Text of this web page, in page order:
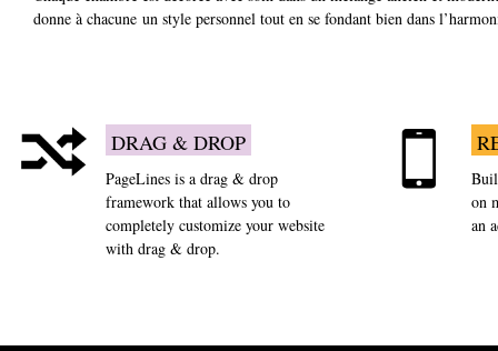
donne à chacune un style personnel tout en se fondant bien dans
DRAG & DROP
PageLines is a drag & drop
framework that allows you to
completely customize your website
with drag & drop.
on
an